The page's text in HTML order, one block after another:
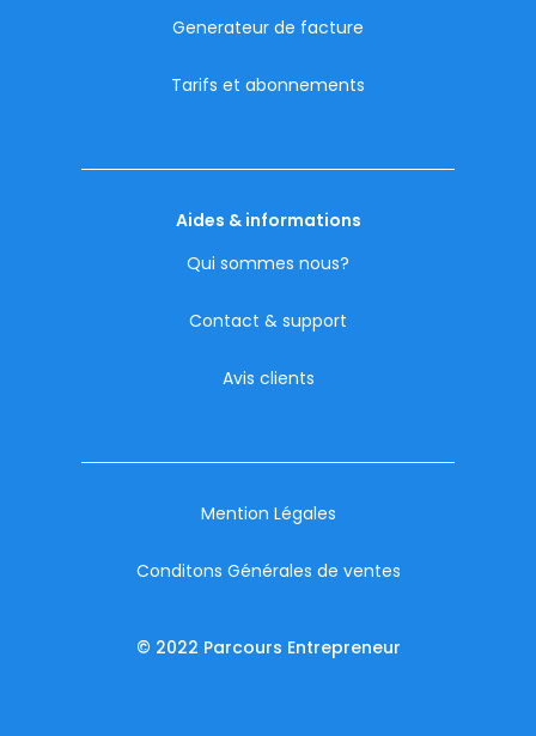
Generateur de facture
Tarifs et abonnements
Aides & informations
Qui sommes nous?
Contact & support
Avis clients
Mention Légales
Conditons Générales de ventes
© 2022 Parcours Entrepreneur